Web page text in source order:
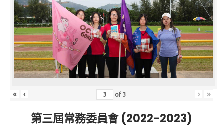
« ‹ of3 › »
第三屆常務委員會 (2022-2023)